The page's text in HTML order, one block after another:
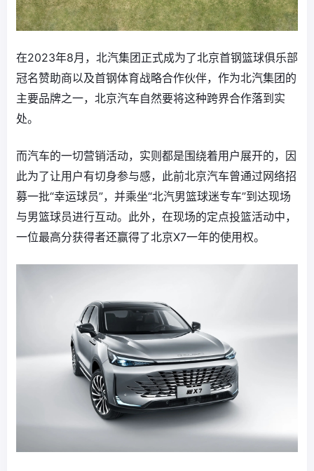
在2023年8月，北汽集团正式成为了北京首钢篮球俱乐部
冠名赞助商以及首钢体育战略合作伙伴，作为北汽集团的
主要品牌之一，北京汽车自然要将这种跨界合作落到实
处。
而汽车的一切营销活动，实则都是围绕着用户展开的，因
此为了让用户有切身参与感，此前北京汽车曾通过网络招
募一批“幸运球员”，并乘坐“北汽男篮球迷专车”到达现场
与男篮球员进行互动。此外，在现场的定点投篮活动中，
一位最高分获得者还赢得了北京X7一年的使用权。